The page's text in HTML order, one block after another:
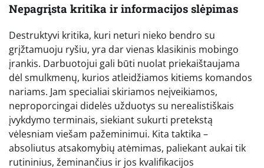
Nepagrįsta kritika ir informacijos slėpimas
Destruktyvi kritika, kuri neturi nieko bendro su
grįžtamuoju ryšiu, yra dar vienas klasikinis mobingo
įrankis. Darbuotojui gali būti nuolat priekaištaujama
dėl smulkmenų, kurios atleidžiamos kitiems komandos
nariams. Jam specialiai skiriamos neįveikiamos,
neproporcingai didelės užduotys su nerealistiškais
įvykdymo terminais, siekiant sukurti pretekstą
vėlesniam viešam pažeminimui. Kita taktika –
absoliutus atsakomybių atėmimas, paliekant aukai tik
rutininius, žeminančius ir jos kvalifikacijos